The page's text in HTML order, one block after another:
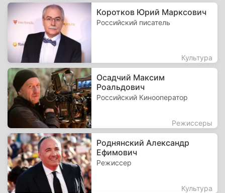
Коротков Юрий Марксович
Российский писатель
Культура
Осадчий Максим
Роальдович
Российский Кинооператор
Режиссеры
Роднянский Александр
Ефимович
Режиссер
Культура